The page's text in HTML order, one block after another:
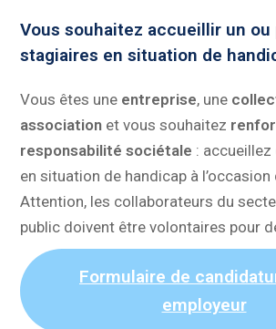
Vous souhaitez accueillir un ou
stagiaires en situation de
Vous êtes une entreprise, une
association et vous souhaitez
responsabilité sociétale :
en situation de handicap à
Attention, les collaborateurs du
public doivent être volontaires pour
Formulaire de
employeur